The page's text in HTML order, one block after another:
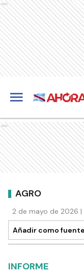
Ads
Ads
AGRO
2 de mayo de 2026 |
Añadir como
INFORME